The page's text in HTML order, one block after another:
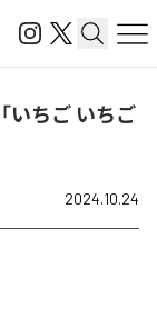
いちご いちご
2024.10.24